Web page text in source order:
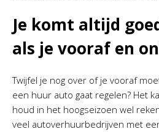
Je komt altijd
als je vooraf en
Twijfel je nog over of je vooraf
een huur auto gaat regelen? Het
houd in het hoogseizoen wel
veel autoverhuurbedrijven met